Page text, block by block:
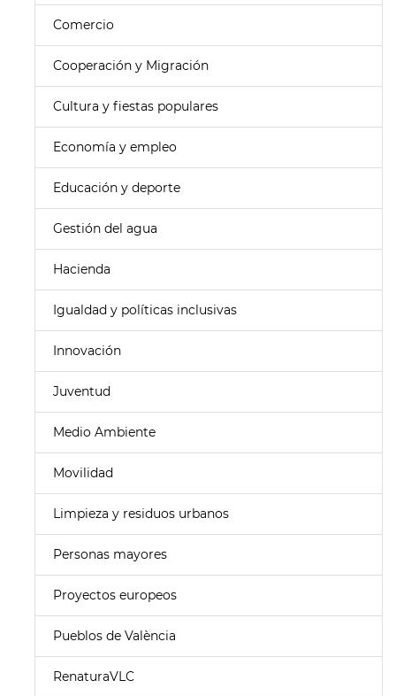
Comercio
Cooperación y Migración
Cultura y fiestas populares
Economía y empleo
Educación y deporte
Gestión del agua
Hacienda
Igualdad y políticas inclusivas
Innovación
Juventud
Medio Ambiente
Movilidad
Limpieza y residuos urbanos
Personas mayores
Proyectos europeos
Pueblos de València
RenaturaVLC